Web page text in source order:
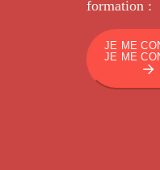
formation :
JE ME
JE ME